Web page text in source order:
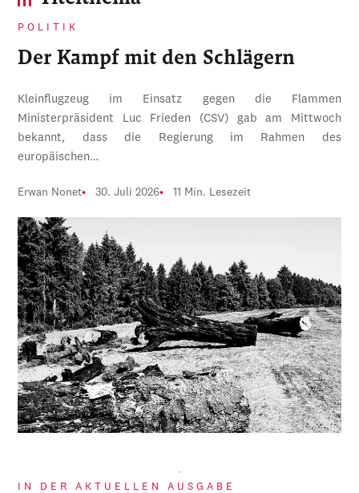
POLITIK
Der Kampf mit den Schlägern
Kleinflugzeug im Einsatz gegen die Flammen
Ministerpräsident Luc Frieden (CSV) gab am Mittwoch
bekannt, dass die Regierung im Rahmen des
europäischen…
Erwan Nonet 30. Juli 2026 11 Min. Lesezeit
IN DER AKTUELLEN AUSGABE